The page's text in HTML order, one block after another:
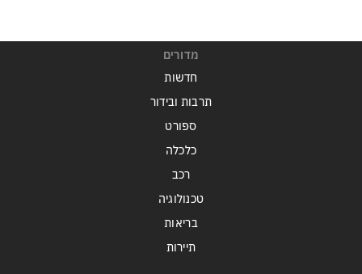
מדורים
חדשות
תרבות ובידור
ספורט
כלכלה
רכב
טכנולוגיה
בריאות
תיירות